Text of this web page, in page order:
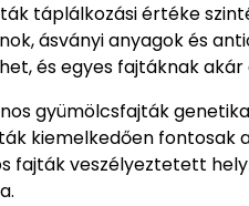
táplálkozási értéke
ásványi anyagok és
és egyes fajtáknak
gyümölcsfajták
kiemelkedően fontosak
fajták veszélyeztetett